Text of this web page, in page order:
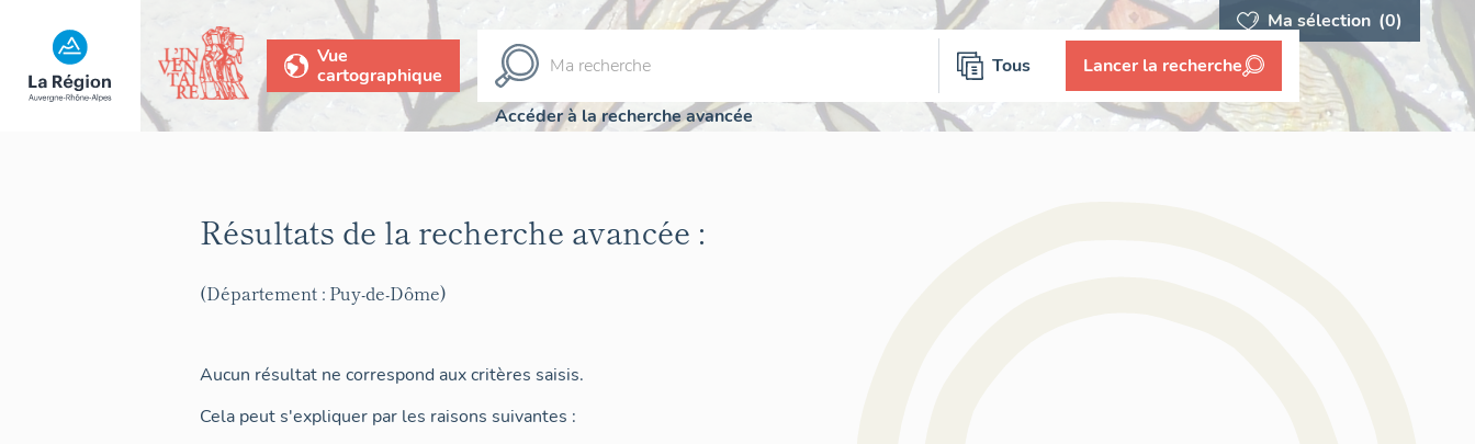
Ma sélection (0)
Vue
cartographique
Tous Lancer la recherche
Accéder à la recherche avancée
Résultats de la recherche avancée :
(Département : Puy-de-Dôme)
Aucun résultat ne correspond aux critères saisis.
Cela peut s'expliquer par les raisons suivantes :